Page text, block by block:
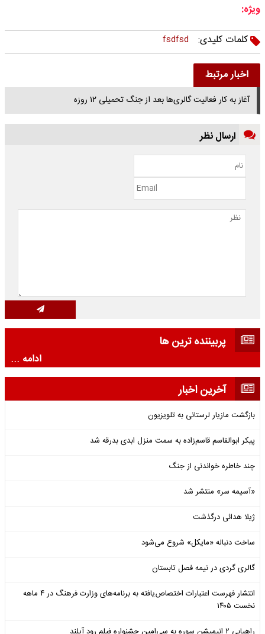
ویژه:
کلمات کلیدی:
fsdfsd
اخبار مرتبط
آغاز به کار فعالیت گالری‌ها بعد از جنگ تحمیلی ۱۲ روزه
ارسال نظر
پربیننده ترین ها
ادامه ...
آخرین اخبار
بازگشت مازیار لرستانی به تلویزیون
پیکر ابوالقاسم قاسم‌زاده به سمت منزل ابدی بدرقه شد
چند خاطره خواندنی از جنگ
«آسیمه سر» منتشر شد
ژیلا هدائی درگذشت
ساخت دنباله «مایکل» شروع می‌شود
گالری گردی در نیمه فصل تابستان
انتشار فهرست اعتبارات اختصاص‌یافته به برنامه‌های وزارت فرهنگ در ۴ ماهه
نخست ۱۴۰۵